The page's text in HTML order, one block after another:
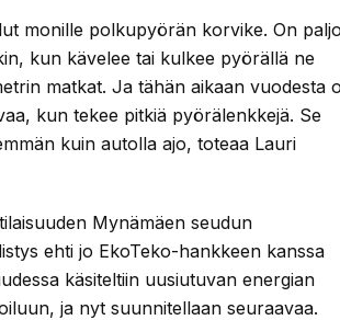
monille polkupyörän korvike. On
kun kävelee tai kulkee pyörällä ne
matkat. Ja tähän aikaan vuodesta
kun tekee pitkiä pyörälenkkejä. Se
kuin autolla ajo, toteaa Lauri
Mynämäen seudun
ehti jo EkoTeko-hankkeen kanssa
käsiteltiin uusiutuvan energian
ja nyt suunnitellaan seuraavaa.